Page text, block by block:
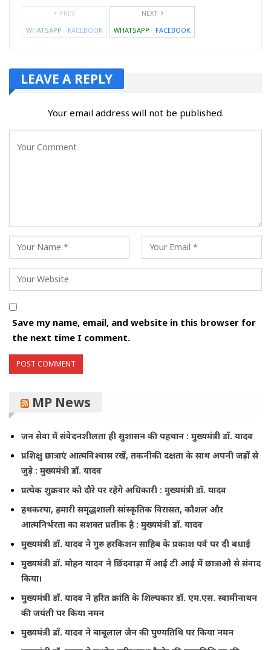
PREV
WHATSAPP
FACEBOOK
NEXT
WHATSAPP
FACEBOOK
LEAVE A REPLY
Your email address will not be published.
Save my name, email, and website in this browser for
the next time I comment.
MP News
जन सेवा में संवेदनशीलता ही सुशासन की पहचान : मुख्यमंत्री डॉ. यादव
प्रशिक्षु छात्राएं आत्मविश्वास रखें, तकनीकी दक्षता के साथ अपनी जड़ों से
जुड़े : मुख्यमंत्री डॉ. यादव
प्रत्येक शुक्रवार को दौरे पर रहेंगे अधिकारी : मुख्यमंत्री डॉ. यादव
हथकरघा, हमारी समृद्धशाली सांस्कृतिक विरासत, कौशल और
आत्मनिर्भरता का सशक्त प्रतीक है : मुख्यमंत्री डॉ. यादव
मुख्यमंत्री डॉ. यादव ने गुरु हरकिशन साहिब के प्रकाश पर्व पर दी बधाई
मुख्यमंत्री डॉ. मोहन यादव ने छिंदवाड़ा में आई टी आई में छात्राओ से संवाद
किया।
मुख्यमंत्री डॉ. यादव ने हरित क्रांति के शिल्पकार डॉ. एम.एस. स्वामीनाथन
की जयंती पर किया नमन
मुख्यमंत्री डॉ. यादव ने बाबूलाल जैन की पुण्यतिथि पर किया नमन